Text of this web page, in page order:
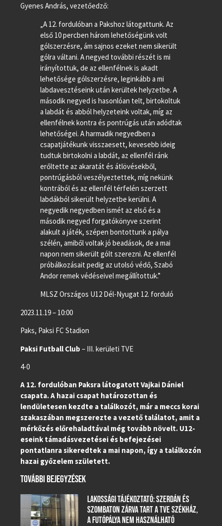
Gyenes András, vezetőedző:
„A 12. fordulóban a Pakshoz látogattunk. Az
első 10 percben három lehetőségünk volt
gólszerzésre, ám sajnos ezeket nem sikerült
gólra váltani. A negyed további részét is mi
irányítottuk, de az ellenfélnek is akadt
lehetősége gólszerzésre, leginkább a mi
labdavesztéseink után kerültek helyzetbe. A
második negyed is hasonlóan telt, birtokoltuk
a labdát és abból helyzeteink voltak, míg az
ellenfélnek kontra és pontrúgás után adódtak
lehetőségei. A harmadik negyedben a
csapatjátékunk visszaesett, kevesebb ideig
tudtuk birtokolni a labdát, az ellenfél ránk
erőltette az akaratát és átlövésekből,
pontrúgásból veszélyeztettek, míg nekünk
kontrából és az ellenfél térfelén szerzett
labdákból sikerült helyzetbe kerülni. A
negyedik negyedben ismét az első és a
második negyed forgatókönyve szerint
alakult a játék, szépen bontottunk a pálya
szélén, amiből voltak jó beadások, de a mai
napon nem sikerült gólt szerezni. Az ellenfél
próbálkozásait pedig az utolsó védő, Szabó
Andor remek védéseivel megállítottuk.”
MLSZ Országos U12 Dél-Nyugat 12. forduló
2023.11.19 – 10:00
Paks, Paksi FC Stadion
Paksi Futball Club – III. kerületi TVE
4-0
A 12. fordulóban Paksra látogatott Vajkai Dániel
csapata. A hazai csapat határozottan és
lendületesen kezdte a találkozót, már a meccs korai
szakaszában megszerezte a vezető találatot, amit a
mérkőzés előrehaladtával még tovább növelt. U12-
eseink támadásvezetései és befejezései
pontatlanra sikeredtek a mai napon, így a találkozón
hazai győzelem született.
TOVÁBBI BEJEGYZÉSEK
LAKOSSÁGI TÁJÉKOZTATÓ: SZERDÁN ÉS
SZOMBATON ZÁRVA TART A TVE SZÉKHÁZ,
A FUTÓPÁLYA NEM HASZNÁLHATÓ